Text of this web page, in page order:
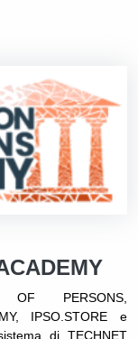
OF PERSONS,
IPSO.STORE e
di TECHNET